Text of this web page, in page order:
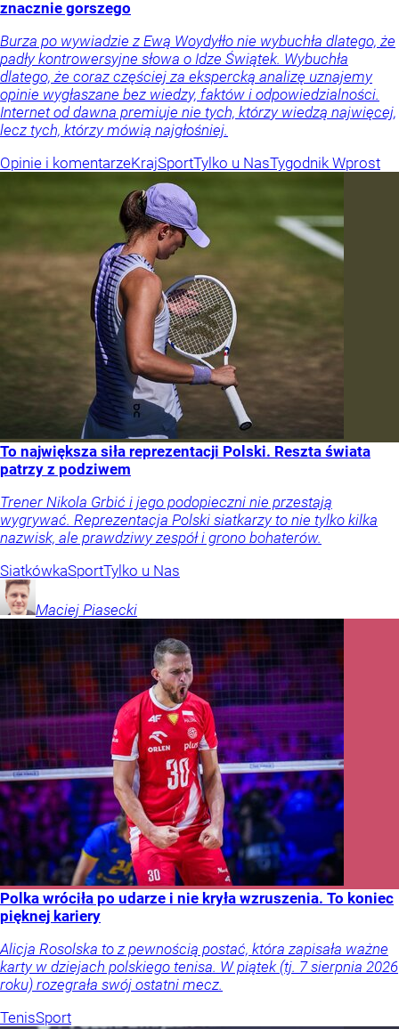
znacznie gorszego
Burza po wywiadzie z Ewą Woydyłło nie wybuchła dlatego, że
padły kontrowersyjne słowa o Idze Świątek. Wybuchła
dlatego, że coraz częściej za ekspercką analizę uznajemy
opinie wygłaszane bez wiedzy, faktów i odpowiedzialności.
Internet od dawna premiuje nie tych, którzy wiedzą najwięcej,
lecz tych, którzy mówią najgłośniej.
Opinie i komentarzeKrajSportTylko u NasTygodnik Wprost
To największa siła reprezentacji Polski. Reszta świata
patrzy z podziwem
Trener Nikola Grbić i jego podopieczni nie przestają
wygrywać. Reprezentacja Polski siatkarzy to nie tylko kilka
nazwisk, ale prawdziwy zespół i grono bohaterów.
SiatkówkaSportTylko u Nas
Maciej Piasecki
Polka wróciła po udarze i nie kryła wzruszenia. To koniec
pięknej kariery
Alicja Rosolska to z pewnością postać, która zapisała ważne
karty w dziejach polskiego tenisa. W piątek (tj. 7 sierpnia 2026
roku) rozegrała swój ostatni mecz.
TenisSport